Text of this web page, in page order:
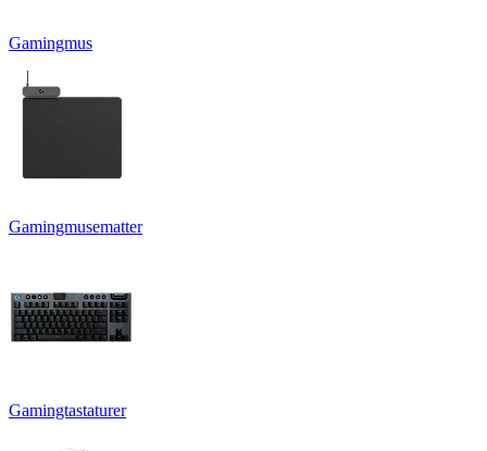
Gamingmus
Gamingmusematter
Gamingtastaturer